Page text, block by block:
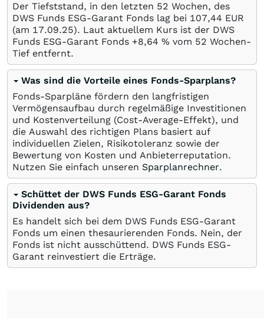
Der Tiefststand, in den letzten 52 Wochen, des
DWS Funds ESG-Garant Fonds lag bei 107,44 EUR
(am 17.09.25). Laut aktuellem Kurs ist der DWS
Funds ESG-Garant Fonds +8,64 % vom 52 Wochen-
Tief entfernt.
Was sind die Vorteile eines Fonds-Sparplans?
Fonds-Sparpläne fördern den langfristigen
Vermögensaufbau durch regelmäßige Investitionen
und Kostenverteilung (Cost-Average-Effekt), und
die Auswahl des richtigen Plans basiert auf
individuellen Zielen, Risikotoleranz sowie der
Bewertung von Kosten und Anbieterreputation.
Nutzen Sie einfach unseren Sparplanrechner.
Schüttet der DWS Funds ESG-Garant Fonds
Dividenden aus?
Es handelt sich bei dem DWS Funds ESG-Garant
Fonds um einen thesaurierenden Fonds. Nein, der
Fonds ist nicht ausschüttend. DWS Funds ESG-
Garant reinvestiert die Erträge.